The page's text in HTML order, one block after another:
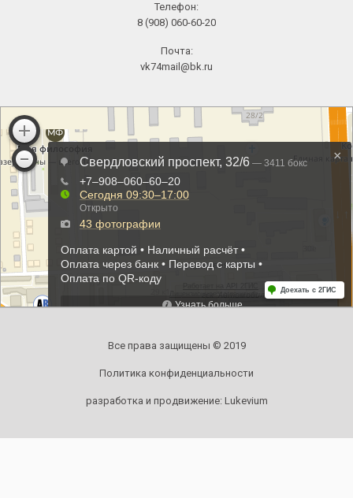
Телефон:
8 (908) 060-60-20
Почта:
vk74mail@bk.ru
Все права защищены © 2019
Политика конфиденциальности
разработка и продвижение: Lukevium